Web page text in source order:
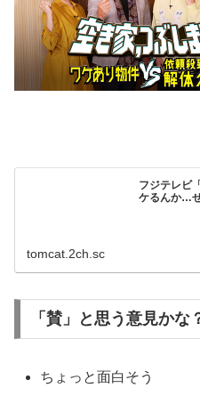
フジテレビ
ケるんか…せ
tomcat.2ch.sc
「賛」と思う意見かな
ちょっと面白そう